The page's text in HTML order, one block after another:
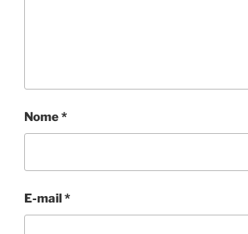
Nome*
E-mail *